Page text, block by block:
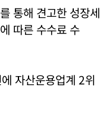
통해 견고한 성장세
따른 수수료 수
자산운용업계 2위